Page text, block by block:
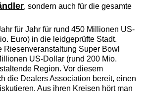
, sondern auch für die gesamte
für Jahr für rund 450 Millionen US-
Euro) in die leidgeprüfte Stadt.
Riesenveranstaltung Super Bowl
US-Dollar (rund 200 Mio.
Region. Vor diesem
die Dealers Association bereit, einen
Aus ihren Kreisen hört man